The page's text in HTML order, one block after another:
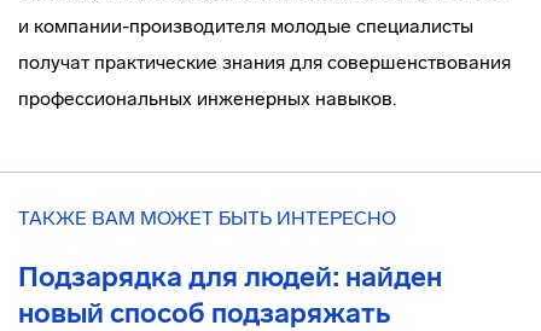
и компании-производителя молодые специалисты
получат практические знания для совершенствования
профессиональных инженерных навыков.
ТАКЖЕ ВАМ МОЖЕТ БЫТЬ ИНТЕРЕСНО
Подзарядка для людей: найден
новый способ подзаряжать